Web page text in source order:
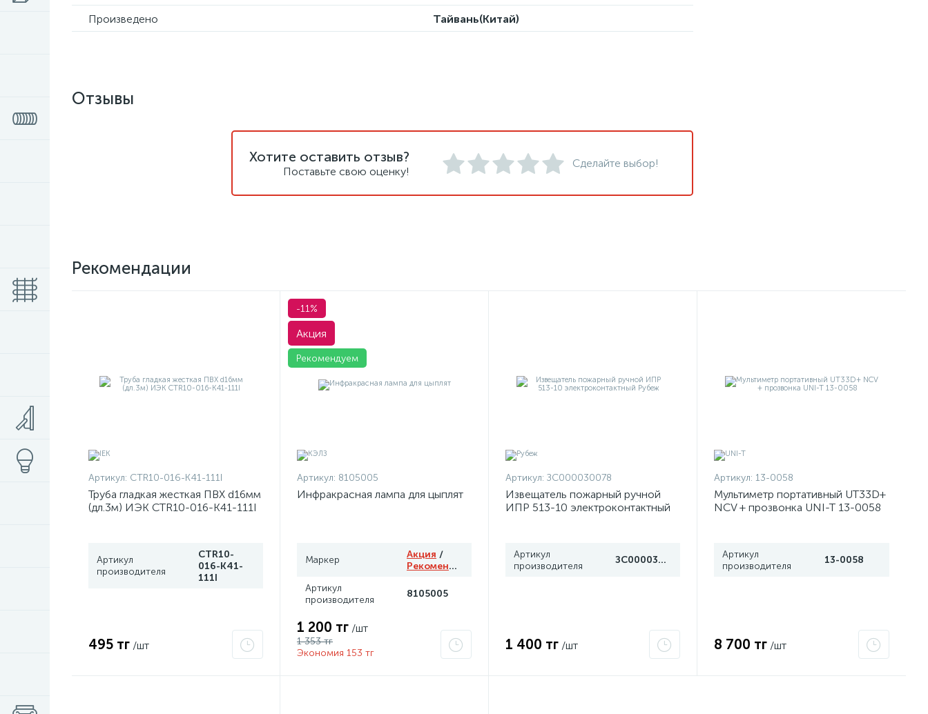
Произведено
Тайвань(Китай)
Отзывы
Хотите оставить отзыв?
Поставьте свою оценку!
Сделайте выбор!
Рекомендации
Артикул: CTR10-016-K41-111I
Труба гладкая жесткая ПВХ d16мм
(дл.3м) ИЭК CTR10-016-K41-111I
Артикул
производителя
CTR10-
016-K41-
111I
495 тг /шт
-11%
Акция
Рекомендуем
Артикул: 8105005
Инфракрасная лампа для цыплят
Маркер Акция /
Рекомендуем
Артикул
производителя
8105005
1 200 тг /шт
1 353 тг
Экономия 153 тг
Артикул: ЗС000030078
Извещатель пожарный ручной
ИПР 513-10 электроконтактный
Артикул
производителя
ЗС000030078
1 400 тг /шт
Артикул: 13-0058
Мультиметр портативный UT33D+
NCV + прозвонка UNI-T 13-0058
Артикул
производителя
13-0058
8 700 тг /шт